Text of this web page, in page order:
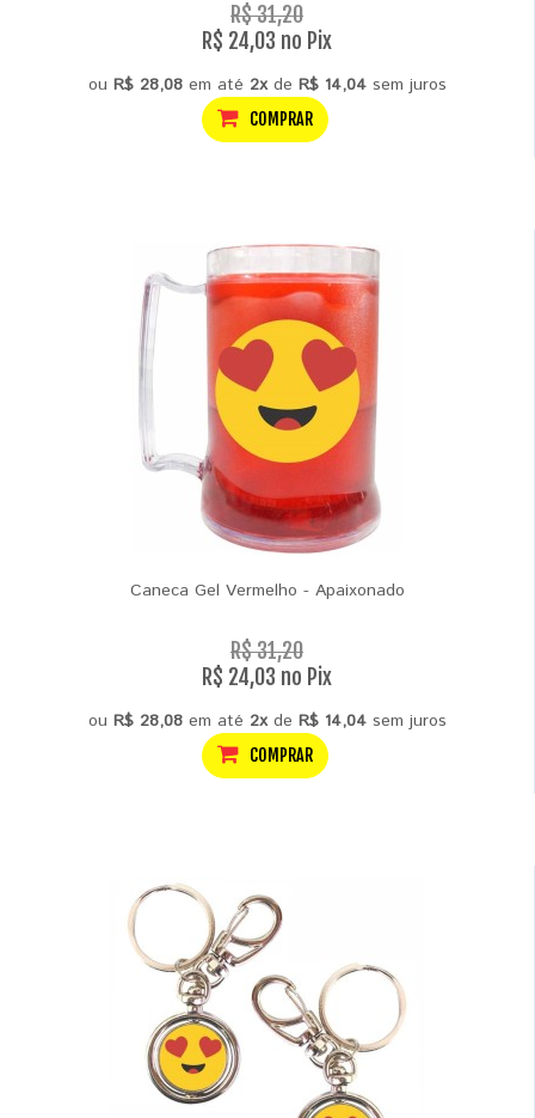
R$ 31,20
R$ 24,03 no Pix
ou R$ 28,08em até 2xde R$ 14,04sem juros
COMPRAR
Caneca Gel Vermelho - Apaixonado
R$ 31,20
R$ 24,03 no Pix
ou R$ 28,08em até 2xde R$ 14,04sem juros
COMPRAR